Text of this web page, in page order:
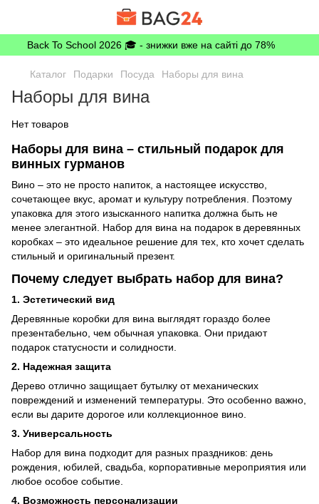
Back To School 2026 🎓 - знижки вже на сайті до 78%
Каталог Подарки Посуда Наборы для вина
Наборы для вина
Нет товаров
Наборы для вина – стильный подарок для
винных гурманов
Вино – это не просто напиток, а настоящее искусство,
сочетающее вкус, аромат и культуру потребления. Поэтому
упаковка для этого изысканного напитка должна быть не
менее элегантной. Набор для вина на подарок в деревянных
коробках – это идеальное решение для тех, кто хочет сделать
стильный и оригинальный презент.
Почему следует выбрать набор для вина?
1. Эстетический вид
Деревянные коробки для вина выглядят гораздо более
презентабельно, чем обычная упаковка. Они придают
подарок статусности и солидности.
2. Надежная защита
Дерево отлично защищает бутылку от механических
повреждений и изменений температуры. Это особенно важно,
если вы дарите дорогое или коллекционное вино.
3. Универсальность
Набор для вина подходит для разных праздников: день
рождения, юбилей, свадьба, корпоративные мероприятия или
любое особое событие.
4. Возможность персонализации